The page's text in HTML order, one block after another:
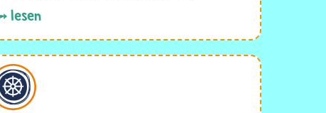
lesen